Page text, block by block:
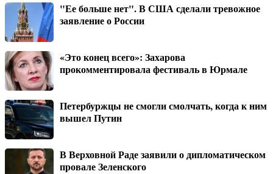
"Ее больше нет". В США сделали тревожное
заявление о России
«Это конец всего»: Захарова
прокомментировала фестиваль в Юрмале
Петербуржцы не смогли смолчать, когда к ним
вышел Путин
В Верховной Раде заявили о дипломатическом
провале Зеленского